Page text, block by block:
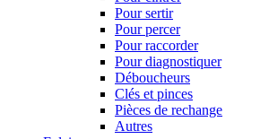
Pour sertir
Pour percer
Pour raccorder
Pour diagnostiquer
Déboucheurs
Clés et pinces
Pièces de rechange
Autres